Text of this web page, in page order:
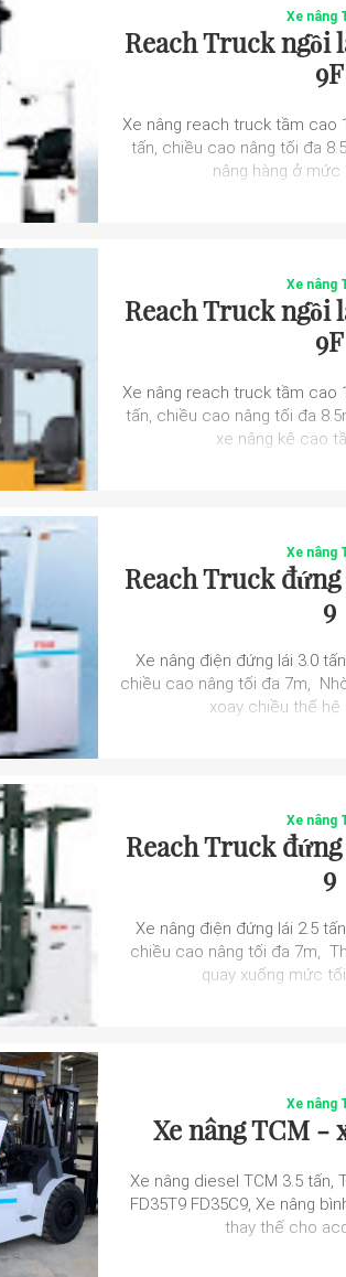
Xe nâng
Reach Truck ngồi
9F
Xe nâng reach truck tầm cao
tấn, chiều cao nâng tối đa
nâng hàng ở mức
Xe nâng
Reach Truck ngồi
9F
Xe nâng reach truck tầm cao
tấn, chiều cao nâng tối đa
xe nâng kệ cao
Xe nâng
Reach Truck
9
Xe nâng điện đứng lái 3.0
chiều cao nâng tối đa 7m,
xoay chiều thế hệ
Xe nâng
Reach Truck
9
Xe nâng điện đứng lái 2.5
chiều cao nâng tối đa 7m,
quay xuống mức
Xe nâng
Xe nâng TCM -
Xe nâng diesel TCM 3.5 tấn,
FD35T9 FD35C9, Xe nâng
thay thế cho